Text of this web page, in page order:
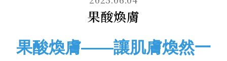
果酸煥膚
果酸煥膚——讓肌膚煥然一